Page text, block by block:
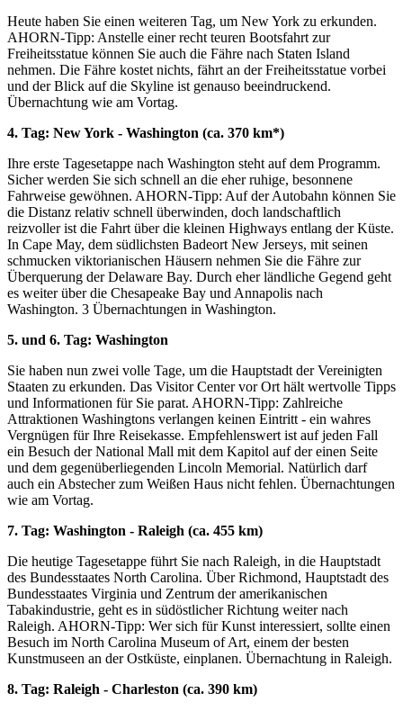
Heute haben Sie einen weiteren Tag, um New York zu erkunden.
AHORN-Tipp: Anstelle einer recht teuren Bootsfahrt zur
Freiheitsstatue können Sie auch die Fähre nach Staten Island
nehmen. Die Fähre kostet nichts, fährt an der Freiheitsstatue vorbei
und der Blick auf die Skyline ist genauso beeindruckend.
Übernachtung wie am Vortag.
4. Tag: New York - Washington (ca. 370 km*)
Ihre erste Tagesetappe nach Washington steht auf dem Programm.
Sicher werden Sie sich schnell an die eher ruhige, besonnene
Fahrweise gewöhnen. AHORN-Tipp: Auf der Autobahn können Sie
die Distanz relativ schnell überwinden, doch landschaftlich
reizvoller ist die Fahrt über die kleinen Highways entlang der Küste.
In Cape May, dem südlichsten Badeort New Jerseys, mit seinen
schmucken viktorianischen Häusern nehmen Sie die Fähre zur
Überquerung der Delaware Bay. Durch eher ländliche Gegend geht
es weiter über die Chesapeake Bay und Annapolis nach
Washington. 3 Übernachtungen in Washington.
5. und 6. Tag: Washington
Sie haben nun zwei volle Tage, um die Hauptstadt der Vereinigten
Staaten zu erkunden. Das Visitor Center vor Ort hält wertvolle Tipps
und Informationen für Sie parat. AHORN-Tipp: Zahlreiche
Attraktionen Washingtons verlangen keinen Eintritt - ein wahres
Vergnügen für Ihre Reisekasse. Empfehlenswert ist auf jeden Fall
ein Besuch der National Mall mit dem Kapitol auf der einen Seite
und dem gegenüberliegenden Lincoln Memorial. Natürlich darf
auch ein Abstecher zum Weißen Haus nicht fehlen. Übernachtungen
wie am Vortag.
7. Tag: Washington - Raleigh (ca. 455 km)
Die heutige Tagesetappe führt Sie nach Raleigh, in die Hauptstadt
des Bundesstaates North Carolina. Über Richmond, Hauptstadt des
Bundesstaates Virginia und Zentrum der amerikanischen
Tabakindustrie, geht es in südöstlicher Richtung weiter nach
Raleigh. AHORN-Tipp: Wer sich für Kunst interessiert, sollte einen
Besuch im North Carolina Museum of Art, einem der besten
Kunstmuseen an der Ostküste, einplanen. Übernachtung in Raleigh.
8. Tag: Raleigh - Charleston (ca. 390 km)